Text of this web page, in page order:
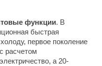
функции. В
быстрая
первое поколение
расчетом
а 20-